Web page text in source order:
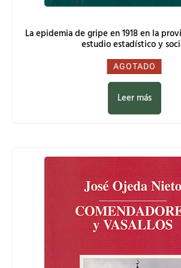
La epidemia de gripe en 1918 en la
estudio estadístico y
0,00 €
AGOTADO
Leer más